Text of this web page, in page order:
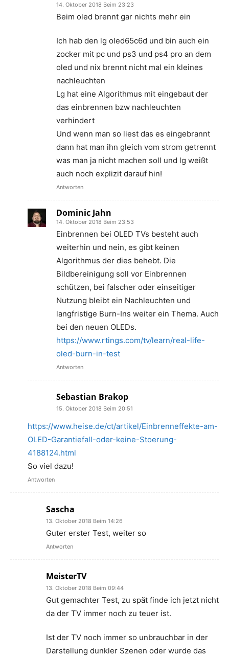
14. Oktober 2018 Beim 23:23
Beim oled brennt gar nichts mehr ein
Ich hab den lg oled65c6d und bin auch ein
zocker mit pc und ps3 und ps4 pro an dem
oled und nix brennt nicht mal ein kleines
nachleuchten
Lg hat eine Algorithmus mit eingebaut der
das einbrennen bzw nachleuchten
verhindert
Und wenn man so liest das es eingebrannt
dann hat man ihn gleich vom strom getrennt
was man ja nicht machen soll und lg weißt
auch noch explizit darauf hin!
Antworten
Dominic Jahn
14. Oktober 2018 Beim 23:53
Einbrennen bei OLED TVs besteht auch
weiterhin und nein, es gibt keinen
Algorithmus der dies behebt. Die
Bildbereinigung soll vor Einbrennen
schützen, bei falscher oder einseitiger
Nutzung bleibt ein Nachleuchten und
langfristige Burn-Ins weiter ein Thema. Auch
bei den neuen OLEDs.
https://www.rtings.com/tv/learn/real-life-
oled-burn-in-test
Antworten
Sebastian Brakop
15. Oktober 2018 Beim 20:51
https://www.heise.de/ct/artikel/Einbrenneffekte-am-
OLED-Garantiefall-oder-keine-Stoerung-
4188124.html
So viel dazu!
Antworten
Sascha
13. Oktober 2018 Beim 14:26
Guter erster Test, weiter so
Antworten
MeisterTV
13. Oktober 2018 Beim 09:44
Gut gemachter Test, zu spät finde ich jetzt nicht
da der TV immer noch zu teuer ist.
Ist der TV noch immer so unbrauchbar in der
Darstellung dunkler Szenen oder wurde das